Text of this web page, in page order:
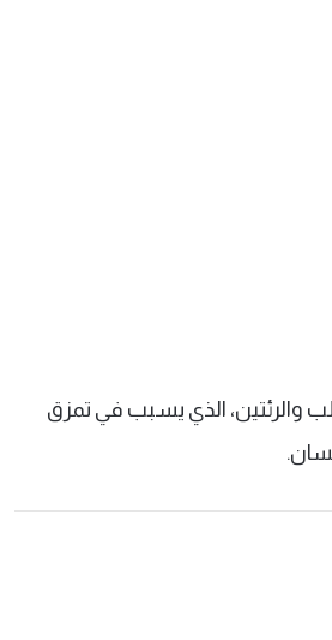
والرئتين، الذي يسبب في تمزق